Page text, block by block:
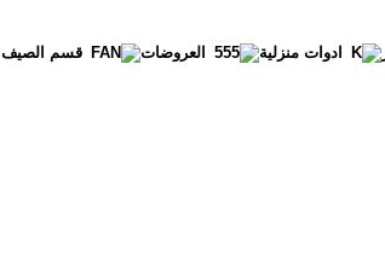
ادوات منزلية العروضات قسم الصيف